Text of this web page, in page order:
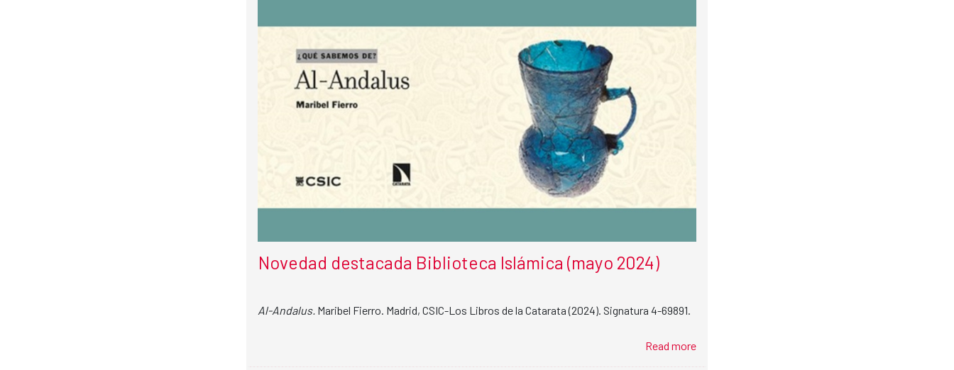
Novedad destacada Biblioteca Islámica (mayo 2024)
Al-Andalus. Maribel Fierro. Madrid, CSIC-Los Libros de la Catarata (2024). Signatura 4-69891.
Read more